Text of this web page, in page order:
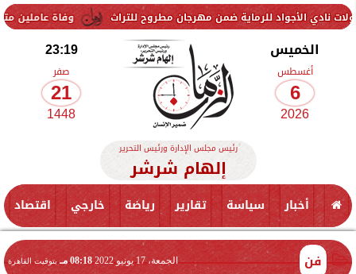
وفاة عاملين متأثرين بإصابتهما في ضمن مهرجان مطروح للتراث
الخميس
أغسطس
6
2026
23:19
صفر
21
1448
رئيس مجلس الإدارة ورئيس التحرير
إلهام شرشر
أخبار سياسة تقارير رياضة خارجي اقتصاد
فن الجمعة، 17 يونيو 2022 08:18 مـ بتوقيت القاهرة